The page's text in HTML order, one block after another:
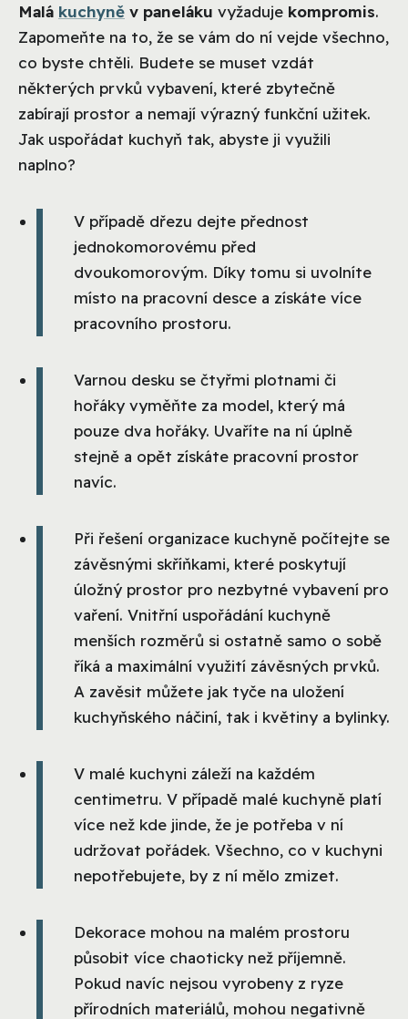
Malá kuchyně v paneláku vyžaduje kompromis.
Zapomeňte na to, že se vám do ní vejde všechno,
co byste chtěli. Budete se muset vzdát
některých prvků vybavení, které zbytečně
zabírají prostor a nemají výrazný funkční užitek.
Jak uspořádat kuchyň tak, abyste ji využili
naplno?
V případě dřezu dejte přednost
jednokomorovému před
dvoukomorovým. Díky tomu si uvolníte
místo na pracovní desce a získáte více
pracovního prostoru.
Varnou desku se čtyřmi plotnami či
hořáky vyměňte za model, který má
pouze dva hořáky. Uvaříte na ní úplně
stejně a opět získáte pracovní prostor
navíc.
Při řešení organizace kuchyně počítejte se
závěsnými skříňkami, které poskytují
úložný prostor pro nezbytné vybavení pro
vaření. Vnitřní uspořádání kuchyně
menších rozměrů si ostatně samo o sobě
říká a maximální využití závěsných prvků.
A zavěsit můžete jak tyče na uložení
kuchyňského náčiní, tak i květiny a bylinky.
V malé kuchyni záleží na každém
centimetru. V případě malé kuchyně platí
více než kde jinde, že je potřeba v ní
udržovat pořádek. Všechno, co v kuchyni
nepotřebujete, by z ní mělo zmizet.
Dekorace mohou na malém prostoru
působit více chaoticky než příjemně.
Pokud navíc nejsou vyrobeny z ryze
přírodních materiálů, mohou negativně